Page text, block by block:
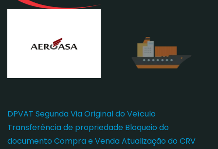
DPVAT Segunda Via Original do Veículo
Transferência de propriedade Bloqueio do
documento Compra e VendaAtualização do CRV